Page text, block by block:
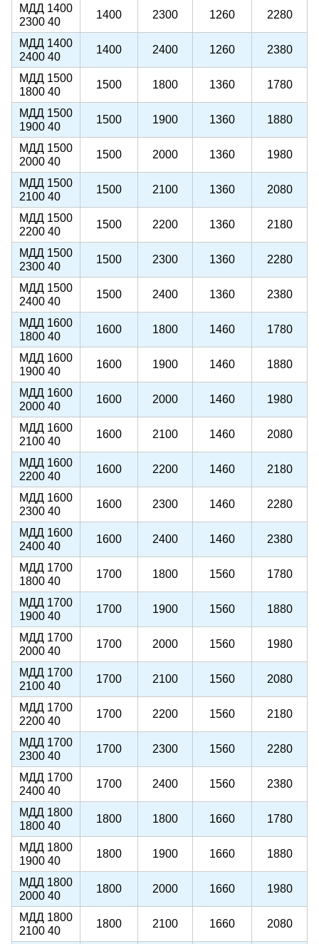
МДД 1400
2300 40
1400 2300 1260 2280
МДД 1400
2400 40
1400 2400 1260 2380
МДД 1500
1800 40
1500 1800 1360 1780
МДД 1500
1900 40
1500 1900 1360 1880
МДД 1500
2000 40
1500 2000 1360 1980
МДД 1500
2100 40
1500 2100 1360 2080
МДД 1500
2200 40
1500 2200 1360 2180
МДД 1500
2300 40
1500 2300 1360 2280
МДД 1500
2400 40
1500 2400 1360 2380
МДД 1600
1800 40
1600 1800 1460 1780
МДД 1600
1900 40
1600 1900 1460 1880
МДД 1600
2000 40
1600 2000 1460 1980
МДД 1600
2100 40
1600 2100 1460 2080
МДД 1600
2200 40
1600 2200 1460 2180
МДД 1600
2300 40
1600 2300 1460 2280
МДД 1600
2400 40
1600 2400 1460 2380
МДД 1700
1800 40
1700 1800 1560 1780
МДД 1700
1900 40
1700 1900 1560 1880
МДД 1700
2000 40
1700 2000 1560 1980
МДД 1700
2100 40
1700 2100 1560 2080
МДД 1700
2200 40
1700 2200 1560 2180
МДД 1700
2300 40
1700 2300 1560 2280
МДД 1700
2400 40
1700 2400 1560 2380
МДД 1800
1800 40
1800 1800 1660 1780
МДД 1800
1900 40
1800 1900 1660 1880
МДД 1800
2000 40
1800 2000 1660 1980
МДД 1800
2100 40
1800 2100 1660 2080